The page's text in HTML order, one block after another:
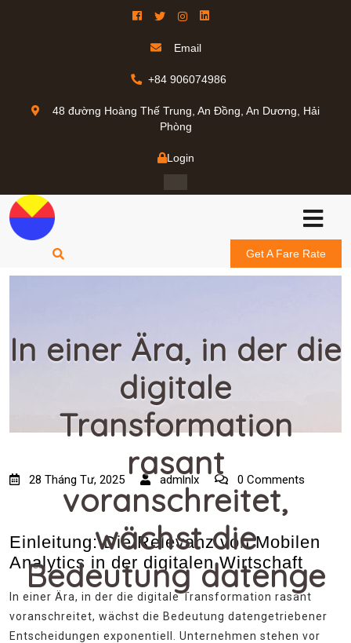
Email
+84 906074986
48 đường Hoàng Thế Trung, An Đồng, An Dương, Hải
Phòng
Login
Get A Fare Rate
In einer Ära, in der die
digitale
Transformation
rasant
voranschreitet,
wächst die
Bedeutung datenge
28 Tháng Tư, 2025 admlnlx 0 Comments
Einleitung: Die Relevanz von Mobilen
Analytics in der digitalen Wirtschaft
In einer Ära, in der die digitale Transformation rasant
voranschreitet, wächst die Bedeutung datengetriebener
Entscheidungen exponentiell. Unternehmen stehen vor